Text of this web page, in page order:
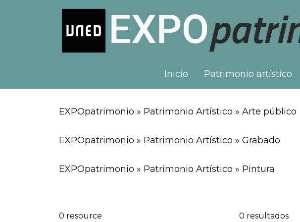
Inicio Patrimonio artístico
EXPOpatrimonio » Patrimonio Artístico » Arte público
EXPOpatrimonio » Patrimonio Artístico » Grabado
EXPOpatrimonio » Patrimonio Artístico » Pintura
0 resource 0 resultados